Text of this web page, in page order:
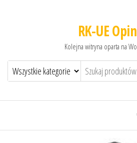
RK-UE
Kolejna witryna oparta na